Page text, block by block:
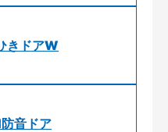
きドアW
音ドア